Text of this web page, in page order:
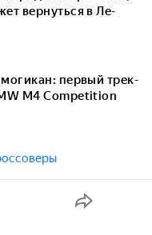
вернуться в Ле-
первый трек-
M4 Competition